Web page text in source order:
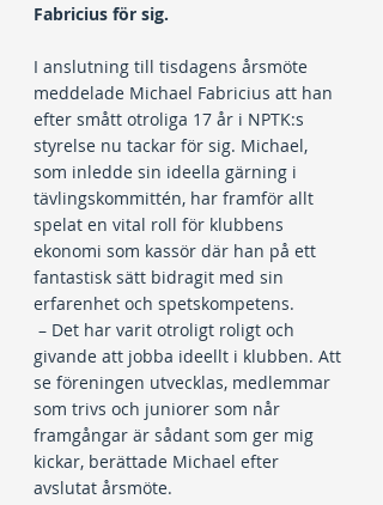
Fabricius för sig.
I anslutning till tisdagens årsmöte
meddelade Michael Fabricius att han
efter smått otroliga 17 år i NPTK:s
styrelse nu tackar för sig. Michael,
som inledde sin ideella gärning i
tävlingskommittén, har framför allt
spelat en vital roll för klubbens
ekonomi som kassör där han på ett
fantastisk sätt bidragit med sin
erfarenhet och spetskompetens.
givande att jobba ideellt i klubben. Att
se föreningen utvecklas, medlemmar
som trivs och juniorer som når
framgångar är sådant som ger mig
kickar, berättade Michael efter
avslutat årsmöte.